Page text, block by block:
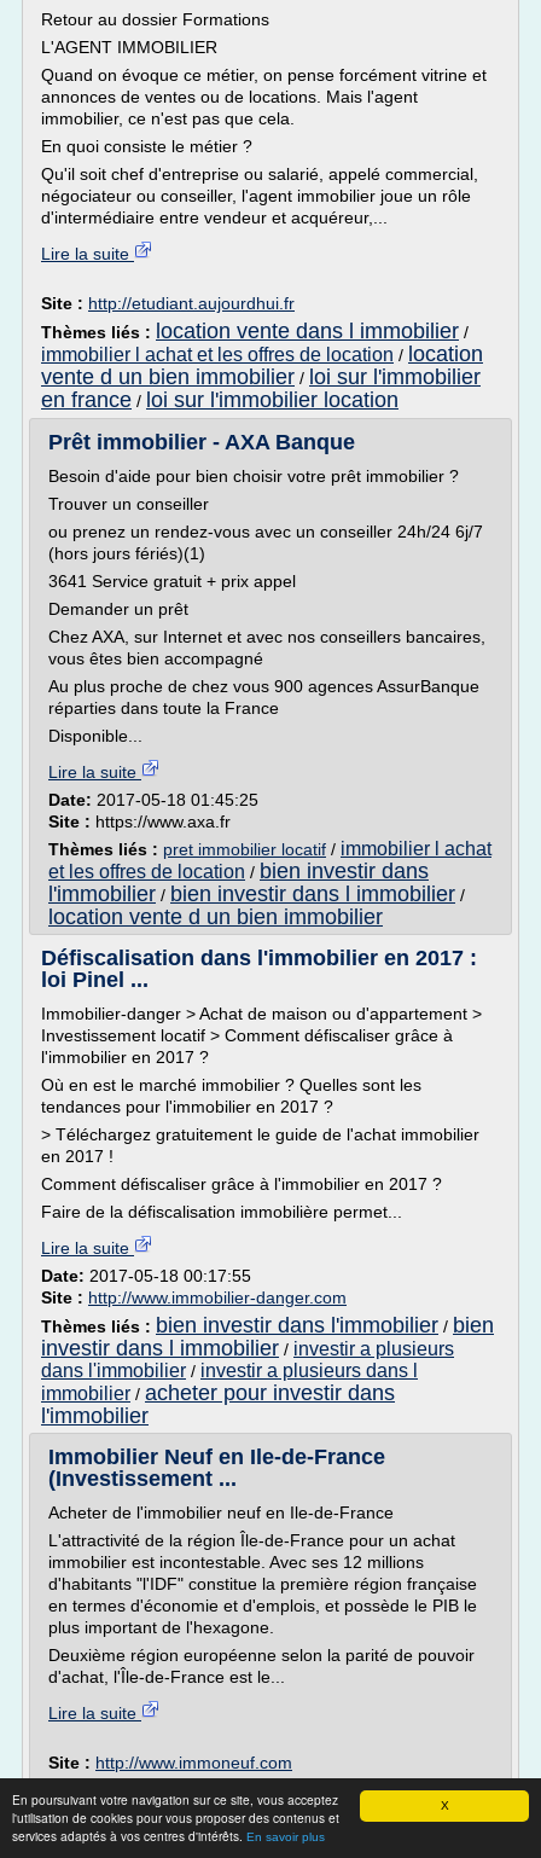
X
En poursuivant votre navigation sur ce site, vous acceptez
l'utilisation de cookies pour vous proposer des contenus et
services adaptés à vos centres d'intérêts. En savoir plus
Retour au dossier Formations
L'AGENT IMMOBILIER
Quand on évoque ce métier, on pense forcément vitrine et
annonces de ventes ou de locations. Mais l'agent
immobilier, ce n'est pas que cela.
En quoi consiste le métier ?
Qu'il soit chef d'entreprise ou salarié, appelé commercial,
négociateur ou conseiller, l'agent immobilier joue un rôle
d'intermédiaire entre vendeur et acquéreur,...
Lire la suite
Site : http://etudiant.aujourdhui.fr
Thèmes liés : location vente dans l immobilier /
immobilier l achat et les offres de location / location
vente d un bien immobilier / loi sur l'immobilier
en france / loi sur l'immobilier location
Prêt immobilier - AXA Banque
Besoin d'aide pour bien choisir votre prêt immobilier ?
Trouver un conseiller
ou prenez un rendez-vous avec un conseiller 24h/24 6j/7
(hors jours fériés)(1)
3641 Service gratuit + prix appel
Demander un prêt
Chez AXA, sur Internet et avec nos conseillers bancaires,
vous êtes bien accompagné
Au plus proche de chez vous 900 agences AssurBanque
réparties dans toute la France
Disponible...
Lire la suite
Date: 2017-05-18 01:45:25
Site : https://www.axa.fr
Thèmes liés : pret immobilier locatif / immobilier l achat
et les offres de location / bien investir dans
l'immobilier / bien investir dans l immobilier /
location vente d un bien immobilier
Défiscalisation dans l'immobilier en 2017 :
loi Pinel ...
Immobilier-danger > Achat de maison ou d'appartement >
Investissement locatif > Comment défiscaliser grâce à
l'immobilier en 2017 ?
Où en est le marché immobilier ? Quelles sont les
tendances pour l'immobilier en 2017 ?
> Téléchargez gratuitement le guide de l'achat immobilier
en 2017 !
Comment défiscaliser grâce à l'immobilier en 2017 ?
Faire de la défiscalisation immobilière permet...
Lire la suite
Date: 2017-05-18 00:17:55
Site : http://www.immobilier-danger.com
Thèmes liés : bien investir dans l'immobilier / bien
investir dans l immobilier / investir a plusieurs
dans l'immobilier / investir a plusieurs dans l
immobilier / acheter pour investir dans
l'immobilier
Immobilier Neuf en Ile-de-France
(Investissement ...
Acheter de l'immobilier neuf en Ile-de-France
L'attractivité de la région Île-de-France pour un achat
immobilier est incontestable. Avec ses 12 millions
d'habitants "l'IDF" constitue la première région française
en termes d'économie et d'emplois, et possède le PIB le
plus important de l'hexagone.
Deuxième région européenne selon la parité de pouvoir
d'achat, l'Île-de-France est le...
Lire la suite
Site : http://www.immoneuf.com
achat immobilier pour location neuf ou
ancien/investissement immobilier locatif neuf ou ancien
premier achat immobilier investissement locatif